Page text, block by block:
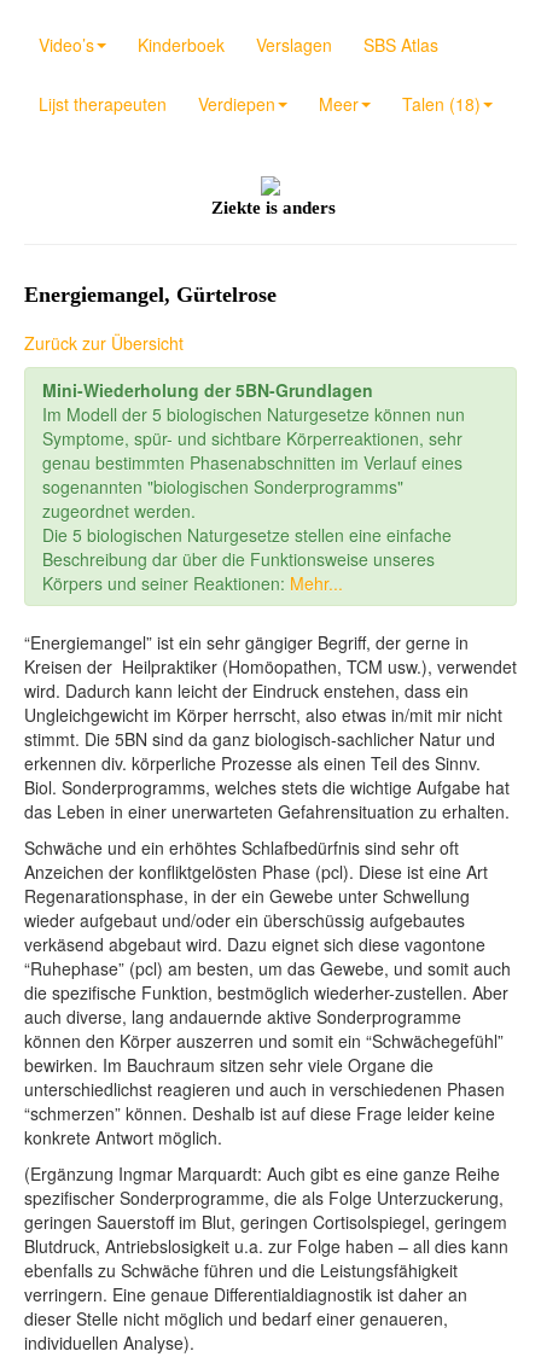
Video’s Kinderboek Verslagen SBS Atlas
Lijst therapeuten Verdiepen Meer Talen (18)
Ziekte is anders
Energiemangel, Gürtelrose
Zurück zur Übersicht
Mini-Wiederholung der 5BN-Grundlagen
Im Modell der 5 biologischen Naturgesetze können nun
Symptome, spür- und sichtbare Körperreaktionen, sehr
genau bestimmten Phasenabschnitten im Verlauf eines
sogenannten "biologischen Sonderprogramms"
zugeordnet werden.
Die 5 biologischen Naturgesetze stellen eine einfache
Beschreibung dar über die Funktionsweise unseres
Körpers und seiner Reaktionen: Mehr...
“Energiemangel” ist ein sehr gängiger Begriff, der gerne in
Kreisen der Heilpraktiker (Homöopathen, TCM usw.), verwendet
wird. Dadurch kann leicht der Eindruck enstehen, dass ein
Ungleichgewicht im Körper herrscht, also etwas in/mit mir nicht
stimmt. Die 5BN sind da ganz biologisch-sachlicher Natur und
erkennen div. körperliche Prozesse als einen Teil des Sinnv.
Biol. Sonderprogramms, welches stets die wichtige Aufgabe hat
das Leben in einer unerwarteten Gefahrensituation zu erhalten.
Schwäche und ein erhöhtes Schlafbedürfnis sind sehr oft
Anzeichen der konfliktgelösten Phase (pcl). Diese ist eine Art
Regenarationsphase, in der ein Gewebe unter Schwellung
wieder aufgebaut und/oder ein überschüssig aufgebautes
verkäsend abgebaut wird. Dazu eignet sich diese vagontone
“Ruhephase” (pcl) am besten, um das Gewebe, und somit auch
die spezifische Funktion, bestmöglich wiederher-zustellen. Aber
auch diverse, lang andauernde aktive Sonderprogramme
können den Körper auszerren und somit ein “Schwächegefühl”
bewirken. Im Bauchraum sitzen sehr viele Organe die
unterschiedlichst reagieren und auch in verschiedenen Phasen
“schmerzen” können. Deshalb ist auf diese Frage leider keine
konkrete Antwort möglich.
(Ergänzung Ingmar Marquardt: Auch gibt es eine ganze Reihe
spezifischer Sonderprogramme, die als Folge Unterzuckerung,
geringen Sauerstoff im Blut, geringen Cortisolspiegel, geringem
Blutdruck, Antriebslosigkeit u.a. zur Folge haben – all dies kann
ebenfalls zu Schwäche führen und die Leistungsfähigkeit
verringern. Eine genaue Differentialdiagnostik ist daher an
dieser Stelle nicht möglich und bedarf einer genaueren,
individuellen Analyse).